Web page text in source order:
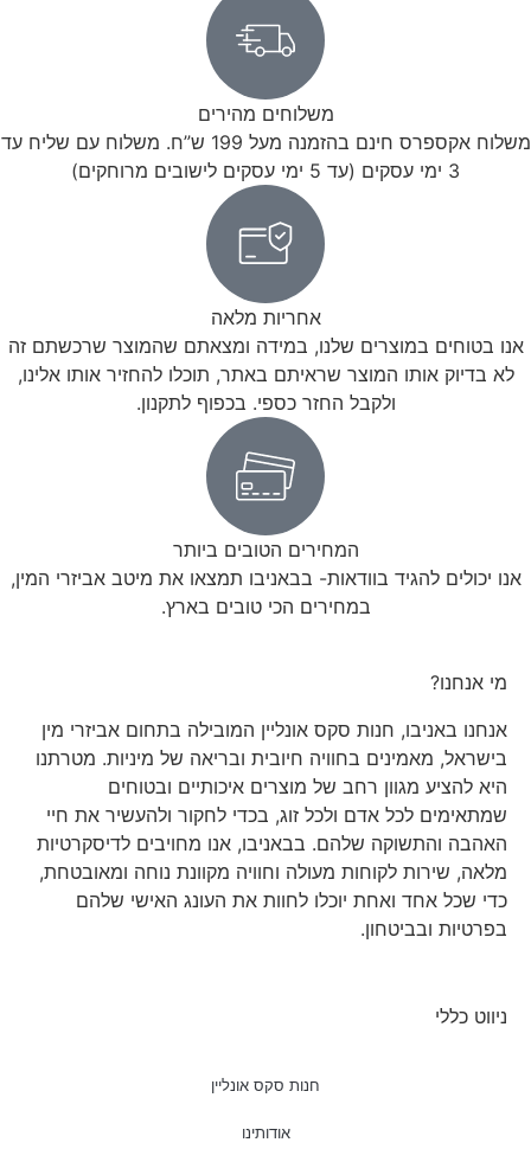
משלוחים מהירים
משלוח אקספרס חינם בהזמנה מעל 199 ש”ח. משלוח עם שליח עד
3 ימי עסקים (עד 5 ימי עסקים לישובים מרוחקים)
אחריות מלאה
אנו בטוחים במוצרים שלנו, במידה ומצאתם שהמוצר שרכשתם זה
לא בדיוק אותו המוצר שראיתם באתר, תוכלו להחזיר אותו אלינו,
ולקבל החזר כספי. בכפוף לתקנון.
המחירים הטובים ביותר
אנו יכולים להגיד בוודאות- בבאניבו תמצאו את מיטב אביזרי המין,
במחירים הכי טובים בארץ.
מי אנחנו?
אנחנו באניבו, חנות סקס אונליין המובילה בתחום אביזרי מין
בישראל, מאמינים בחוויה חיובית ובריאה של מיניות. מטרתנו
היא להציע מגוון רחב של מוצרים איכותיים ובטוחים
שמתאימים לכל אדם ולכל זוג, בכדי לחקור ולהעשיר את חיי
האהבה והתשוקה שלהם. בבאניבו, אנו מחויבים לדיסקרטיות
מלאה, שירות לקוחות מעולה וחוויה מקוונת נוחה ומאובטחת,
כדי שכל אחד ואחת יוכלו לחוות את העונג האישי שלהם
בפרטיות ובביטחון.
ניווט כללי
חנות סקס אונליין
אודותינו